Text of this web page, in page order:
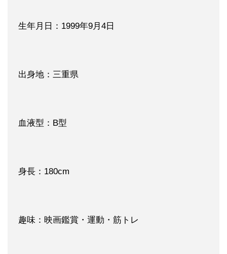
生年月日：1999年9月4日
出身地：三重県
血液型：B型
身長：180cm
趣味：映画鑑賞・運動・筋トレ